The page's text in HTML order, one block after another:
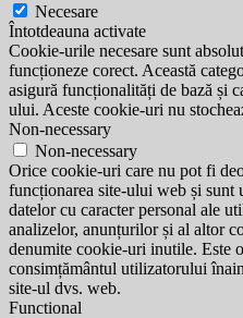
Necesare
Întotdeauna activate
Cookie-urile necesare sunt
funcționeze corect. Această
asigură funcționalități de bază și
ului. Aceste cookie-uri nu
Non-necessary
Non-necessary
Orice cookie-uri care nu pot fi
funcționarea site-ului web și sunt
datelor cu caracter personal ale
analizelor, anunțurilor și al altor
denumite cookie-uri inutile. Este
consimțământul utilizatorului
site-ul dvs. web.
Functional